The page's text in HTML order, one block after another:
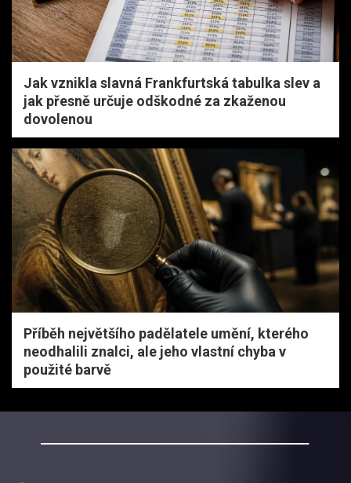
Jak vznikla slavná Frankfurtská tabulka slev a
jak přesně určuje odškodné za zkaženou
dovolenou
Příběh největšího padělatele umění, kterého
neodhalili znalci, ale jeho vlastní chyba v
použité barvě